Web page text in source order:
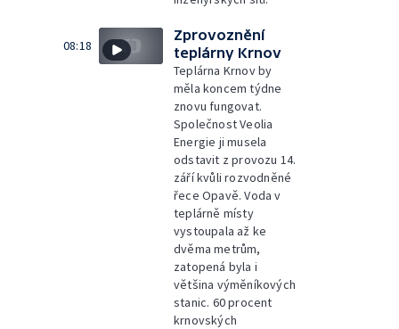
08:18
Zprovoznění
teplárny Krnov
Teplárna Krnov by
měla koncem týdne
znovu fungovat.
Společnost Veolia
Energie ji musela
odstavit z provozu 14.
září kvůli rozvodněné
řece Opavě. Voda v
teplárně místy
vystoupala až ke
dvěma metrům,
zatopená byla i
většina výměníkových
stanic. 60 procent
krnovských